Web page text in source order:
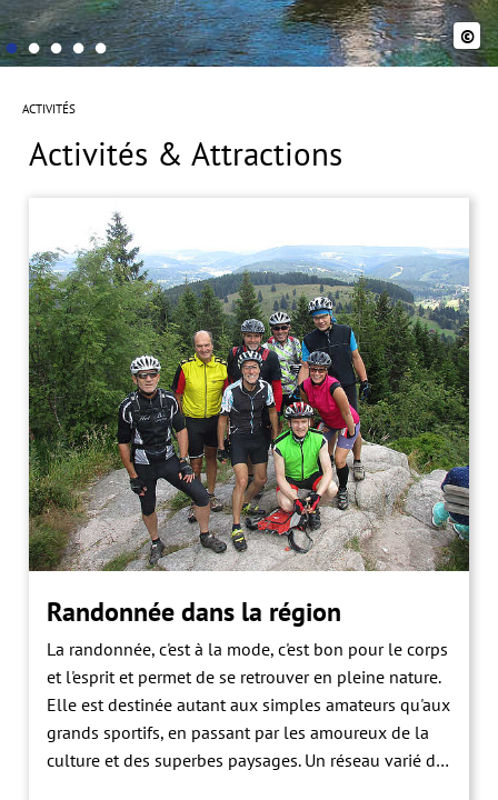
©
ACTIVITÉS
Activités & Attractions
Randonnée dans la région
La randonnée, c'est à la mode, c'est bon pour le corps
et l'esprit et permet de se retrouver en pleine nature.
Elle est destinée autant aux simples amateurs qu'aux
grands sportifs, en passant par les amoureux de la
culture et des superbes paysages. Un réseau varié de